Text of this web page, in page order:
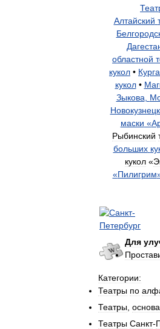
Алтайский
областной
кукол •
кукол•
Зыкова
маски «
Рыбинский
больших
кукол «
«Пилигрим
Для
Категории:
Театры по
Театры
Театры Санкт-